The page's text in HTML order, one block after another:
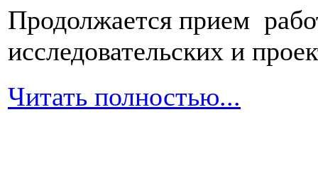
Продолжается прием
исследовательских и
Читать полностью...